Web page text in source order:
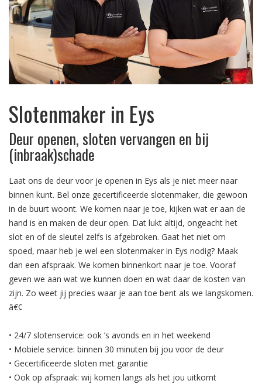
Slotenmaker in Eys
Deur openen, sloten vervangen en bij
(inbraak)schade
Laat ons de deur voor je openen in Eys als je niet meer naar
binnen kunt. Bel onze gecertificeerde slotenmaker, die gewoon
in de buurt woont. We komen naar je toe, kijken wat er aan de
hand is en maken de deur open. Dat lukt altijd, ongeacht het
slot en of de sleutel zelfs is afgebroken. Gaat het niet om
spoed, maar heb je wel een slotenmaker in Eys nodig? Maak
dan een afspraak. We komen binnenkort naar je toe. Vooraf
geven we aan wat we kunnen doen en wat daar de kosten van
zijn. Zo weet jij precies waar je aan toe bent als we langskomen.
â€¢
• 24/7 slotenservice: ook ’s avonds en in het weekend
• Mobiele service: binnen 30 minuten bij jou voor de deur
• Gecertificeerde sloten met garantie
• Ook op afspraak: wij komen langs als het jou uitkomt